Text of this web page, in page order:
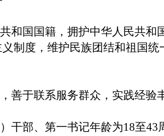
和国国籍，拥护中华人民共和
制度，维护民族团结和祖国统
善于联系服务群众，实践经验
干部、第一书记年龄为18至43